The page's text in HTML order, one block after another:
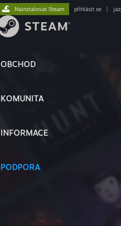
OBCHOD
KOMUNITA
INFORMACE
PODPORA
Nainstalovat Steam přihlásit se